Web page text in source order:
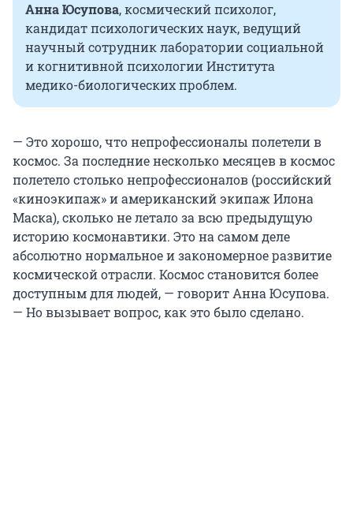
Анна Юсупова,космический психолог,
кандидат психологических наук, ведущий
научный сотрудник лаборатории социальной
и когнитивной психологии Института
медико-биологических проблем.
— Это хорошо, что непрофессионалы полетели в
космос. За последние несколько месяцев в космос
полетело столько непрофессионалов (российский
«киноэкипаж» и американский экипаж Илона
Маска), сколько не летало за всю предыдущую
историю космонавтики. Это на самом деле
абсолютно нормальное и закономерное развитие
космической отрасли. Космос становится более
доступным для людей, — говорит Анна Юсупова.
— Но вызывает вопрос, как это было сделано.